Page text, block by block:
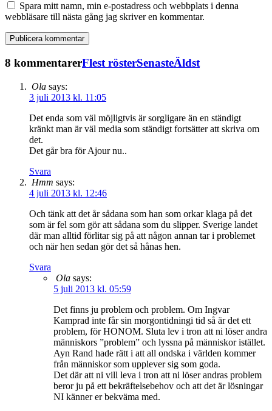
Spara mitt namn, min e-postadress och webbplats i denna
webbläsare till nästa gång jag skriver en kommentar.
8 kommentarerFlest rösterSenasteÄldst
Ola says:
3 juli 2013 kl. 11:05
Det enda som väl möjligtvis är sorgligare än en ständigt
kränkt man är väl media som ständigt fortsätter att skriva om
det.
Det går bra för Ajour nu..
Svara
Hmm says:
4 juli 2013 kl. 12:46
Och tänk att det år sådana som han som orkar klaga på det
som är fel som gör att sådana som du slipper. Sverige landet
där man alltid förlitar sig på att någon annan tar i problemet
och när hen sedan gör det så hånas hen.
Svara
Ola says:
5 juli 2013 kl. 05:59
Det finns ju problem och problem. Om Ingvar
Kamprad inte får sin morgontidningi tid så är det ett
problem, för HONOM. Sluta lev i tron att ni löser andra
människors ”problem” och lyssna på människor istället.
Ayn Rand hade rätt i att all ondska i världen kommer
från människor som upplever sig som goda.
Det där att ni vill leva i tron att ni löser andras problem
beror ju på ett bekräftelsebehov och att det är lösningar
NI känner er bekväma med.